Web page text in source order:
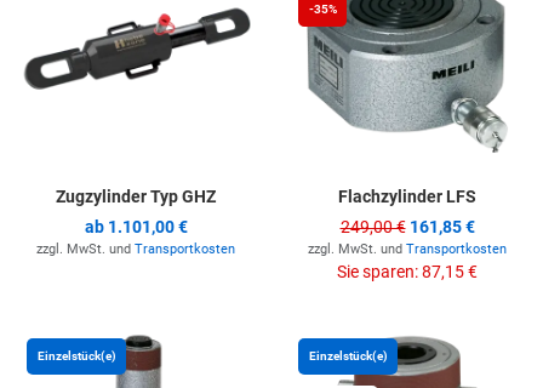
Zugzylinder Typ GHZ
ab 1.101,00 €
zzgl. MwSt. und Transportkosten
-35%
Flachzylinder LFS
249,00 € 161,85 €
zzgl. MwSt. und Transportkosten
Sie sparen:87,15 €
Einzelstück(e) Zur Merkliste hinzufügen
Einzelstück(e)